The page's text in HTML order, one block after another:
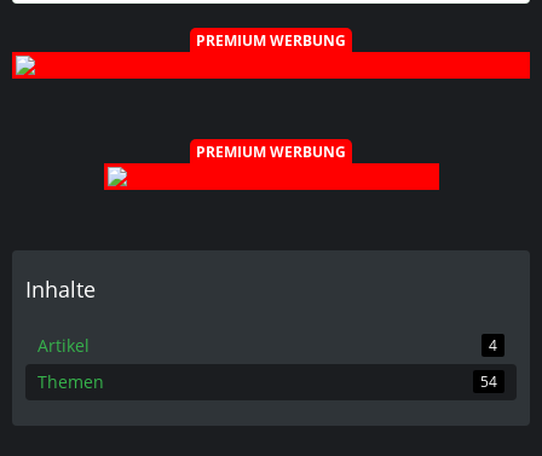
PREMIUM WERBUNG
PREMIUM WERBUNG
Inhalte
Artikel 4
Themen 54